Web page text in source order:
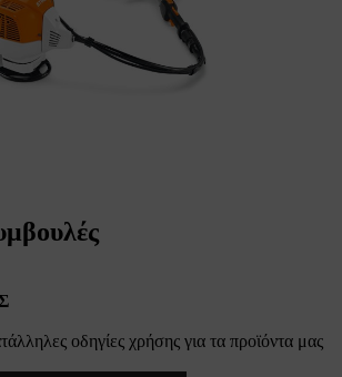
οδηγίες χρήσης για τα προϊόντα μας